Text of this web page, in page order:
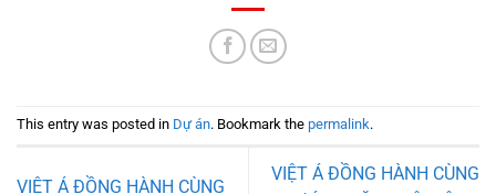
This entry was posted in Dự án. Bookmark the permalink.
VIỆT Á ĐỒNG HÀNH CÙNG
VIỆT Á ĐỒNG HÀNH CÙNG